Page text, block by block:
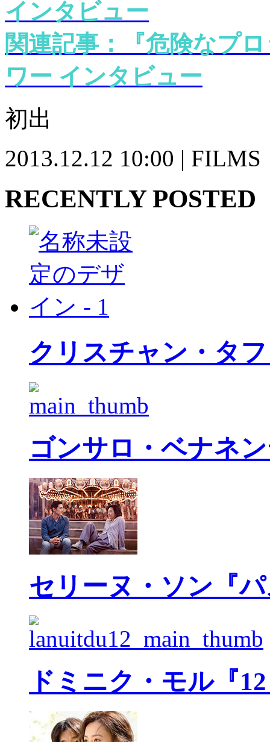
インタビュー
関連記事：『危険なプ
ワー インタビュー
初出
2013.12.12 10:00 | FILMS
RECENTLY POSTED
クリスチャン・タ
ゴンサロ・ベナネ
セリーヌ・ソン『
ドミニク・モル『